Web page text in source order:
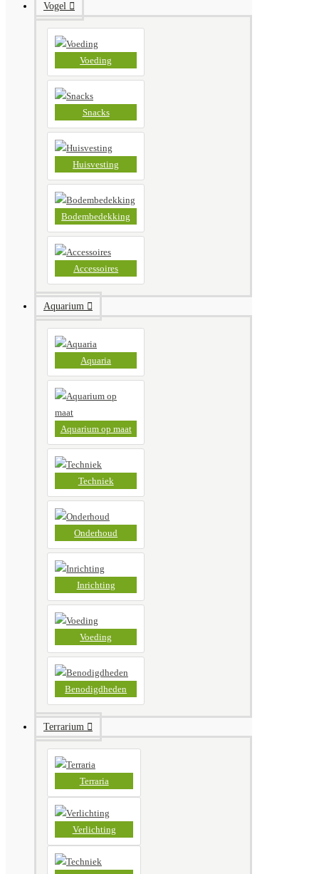
Vogel
Voeding
Snacks
Huisvesting
Bodembedekking
Accessoires
Aquarium
Aquaria
Aquarium op maat
Techniek
Onderhoud
Inrichting
Voeding
Benodigdheden
Terrarium
Terraria
Verlichting